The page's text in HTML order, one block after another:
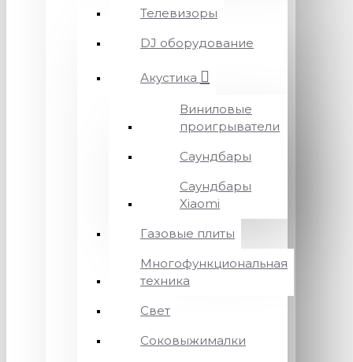
Телевизоры
DJ оборудование
Акустика
Виниловые
проигрыватели
Саундбары
Саундбары
Xiaomi
Газовые плиты
Многофункциональная
техника
Свет
Соковыжималки